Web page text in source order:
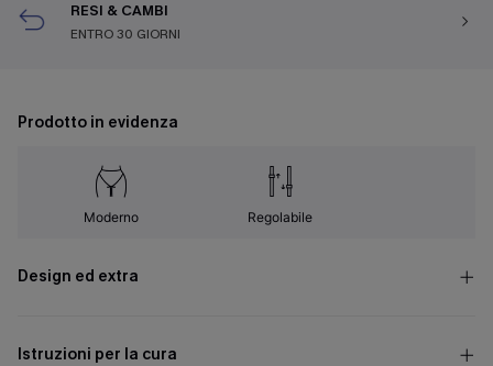
RESI & CAMBI
ENTRO 30 GIORNI
Prodotto in evidenza
Moderno Regolabile
Design ed extra
Istruzioni per la cura